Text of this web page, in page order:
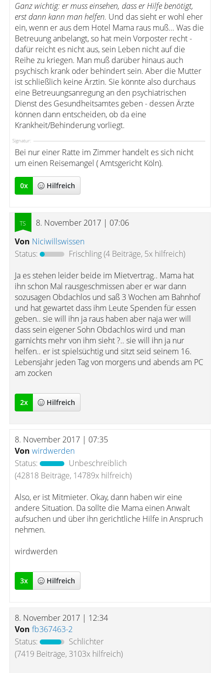
Ganz wichtig: er muss einsehen, dass er Hilfe benötigt,
erst dann kann man helfen. Und das sieht er wohl eher
ein, wenn er aus dem Hotel Mama raus muß... Was die
Betreuung anbelangt, so hat mein Vorposter recht -
dafür reicht es nicht aus, sein Leben nicht auf die
Reihe zu kriegen. Man muß darüber hinaus auch
psychisch krank oder behindert sein. Aber die Mutter
ist schließlich keine Ärztin. Sie könnte also durchaus
eine Betreuungsanregung an den psychiatrischen
Dienst des Gesundheitsamtes geben - dessen Ärzte
können dann entscheiden, ob da eine
Krankheit/Behinderung vorliegt.
Signatur:
Bei nur einer Ratte im Zimmer handelt es sich nicht
um einen Reisemangel ( Amtsgericht Köln).
0x Hilfreich
8. November 2017 | 07:06
Von Niciwillswissen
Status:
Frischling(4 Beiträge, 5x hilfreich)
Ja es stehen leider beide im Mietvertrag.. Mama hat
ihn schon Mal rausgeschmissen aber er war dann
sozusagen Obdachlos und saß 3 Wochen am Bahnhof
und hat gewartet dass ihm Leute Spenden für essen
geben.. sie will ihn ja raus haben aber naja wer will
dass sein eigener Sohn Obdachlos wird und man
garnichts mehr von ihm sieht ?.. sie will ihn ja nur
helfen.. er ist spielsüchtig und sitzt seid seinem 16.
Lebensjahr jeden Tag von morgens und abends am PC
am zocken
2x Hilfreich
8. November 2017 | 07:35
Von wirdwerden
Status:
Unbeschreiblich
(42818 Beiträge, 14789x hilfreich)
Also, er ist Mitmieter. Okay, dann haben wir eine
andere Situation. Da sollte die Mama einen Anwalt
aufsuchen und über ihn gerichtliche Hilfe in Anspruch
nehmen.
wirdwerden
3x Hilfreich
8. November 2017 | 12:34
Von fb367463-2
Status:
Schlichter
(7419 Beiträge, 3103x hilfreich)